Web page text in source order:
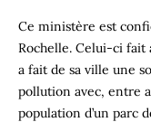
Ce ministère est
Rochelle. Celui-ci
a fait de sa ville une
pollution avec, entre
population d’un parc